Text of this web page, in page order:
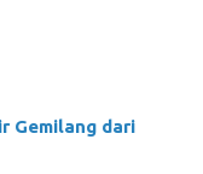
Gemilang dari